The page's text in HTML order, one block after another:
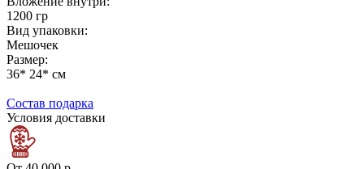
1200 гр
Вид упаковки:
Мешочек
Размер:
36* 24* см
Состав подарка
Условия доставки